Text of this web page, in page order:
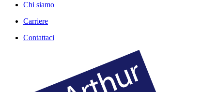
Chi siamo
Carriere
Contattaci